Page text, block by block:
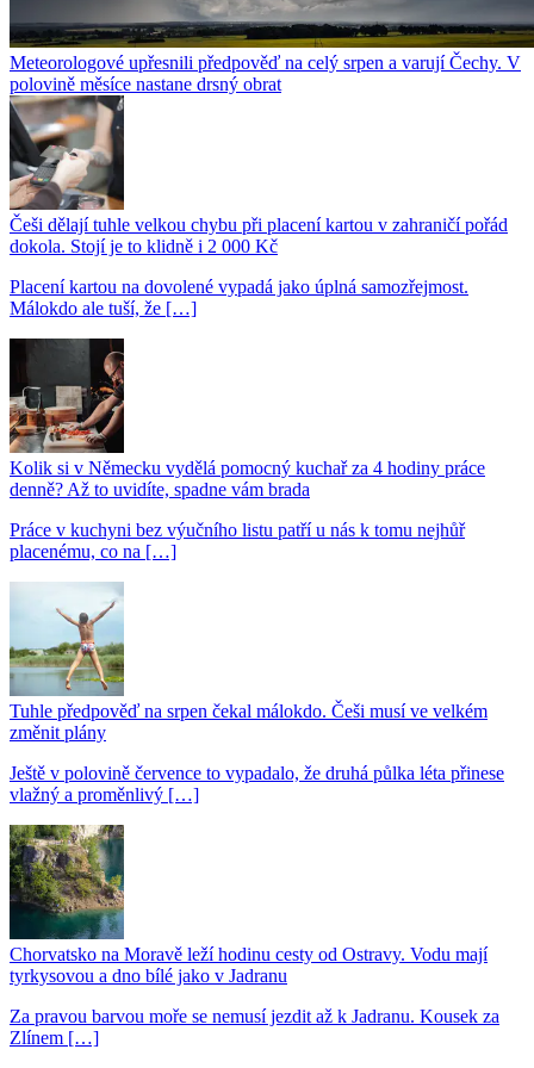
Meteorologové upřesnili předpověď na celý srpen a varují Čechy. V
polovině měsíce nastane drsný obrat
Češi dělají tuhle velkou chybu při placení kartou v zahraničí pořád
dokola. Stojí je to klidně i 2 000 Kč
Placení kartou na dovolené vypadá jako úplná samozřejmost.
Málokdo ale tuší, že […]
Kolik si v Německu vydělá pomocný kuchař za 4 hodiny práce
denně? Až to uvidíte, spadne vám brada
Práce v kuchyni bez výučního listu patří u nás k tomu nejhůř
placenému, co na […]
Tuhle předpověď na srpen čekal málokdo. Češi musí ve velkém
změnit plány
Ještě v polovině července to vypadalo, že druhá půlka léta přinese
vlažný a proměnlivý […]
Chorvatsko na Moravě leží hodinu cesty od Ostravy. Vodu mají
tyrkysovou a dno bílé jako v Jadranu
Za pravou barvou moře se nemusí jezdit až k Jadranu. Kousek za
Zlínem […]